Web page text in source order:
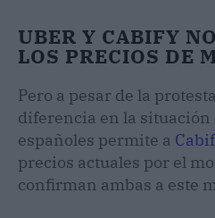
UBER Y CABIFY
LOS PRECIOS DE
Pero a pesar de la
diferencia en la situación
españoles permite a
precios actuales por el
confirman ambas a este